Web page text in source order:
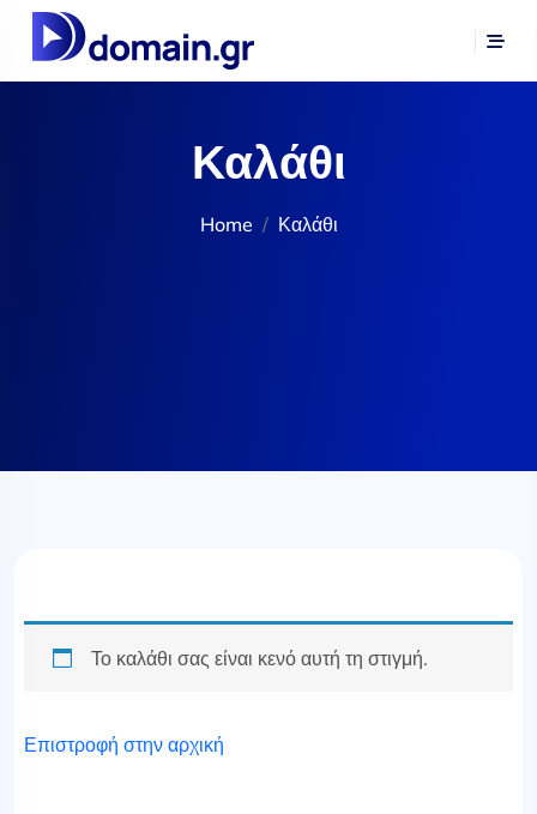
Καλάθι
Home Καλάθι
Το καλάθι σας είναι κενό αυτή τη στιγμή.
Επιστροφή στην αρχική